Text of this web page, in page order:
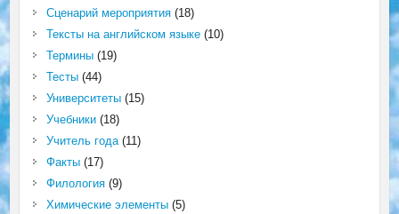
Сценарий мероприятия(18)
Тексты на английском языке(10)
Термины(19)
Тесты(44)
Университеты(15)
Учебники(18)
Учитель года(11)
Факты(17)
Филология(9)
Химические элементы(5)